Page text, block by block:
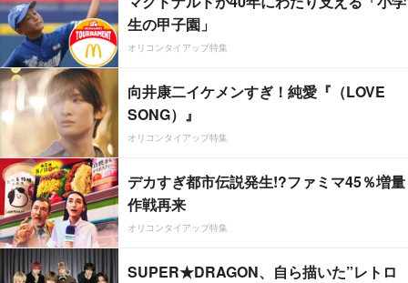
生の甲子園」
オリコンタイアップ特集
向井康二イケメンすぎ！純愛『（LOVE
SONG）』
オリコンタイアップ特集
デカすぎ都市伝説発生!?ファミマ45％増量
作戦再来
オリコンタイアップ特集
SUPER★DRAGON、自ら描いた”レトロ